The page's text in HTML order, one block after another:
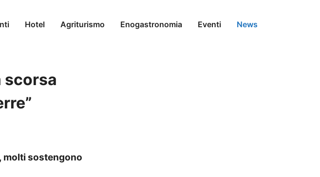
Hotel Agriturismo Enogastronomia Eventi News
scorsa
molti sostengono